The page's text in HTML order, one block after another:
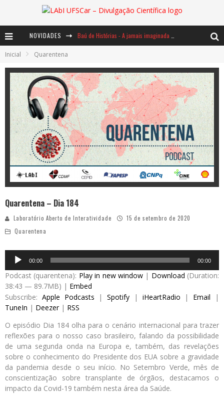
NOVIDADES
Notáveis: Bertha Lutz
Inicial Quarentena
Quarentena – Dia 184
Laboratório Aberto de Interatividade
15 de setembro de 2020
Quarentena
Audio
Player
00:00 00:00
Podcast (quarentena): Play in new window| Download (Duration:
38:43 — 89.7MB) | Embed
Subscribe: Apple Podcasts |Spotify | iHeartRadio | Email |
TuneIn | Deezer| RSS
O episódio Dia 184 olha para o cenário internacional para trazer
reflexões para o nosso caso brasileiro, falando da possibilidade
de uma segunda onda na Europa e, também, das revelações
sobre o conhecimento do Presidente dos EUA sobre a gravidade
da pandemia desde o seu início. No Setembro Verde, mês de
conscientização sobre transplante de órgãos, destacamos o
impacto da Covid-19 também nesta área da Saúde.